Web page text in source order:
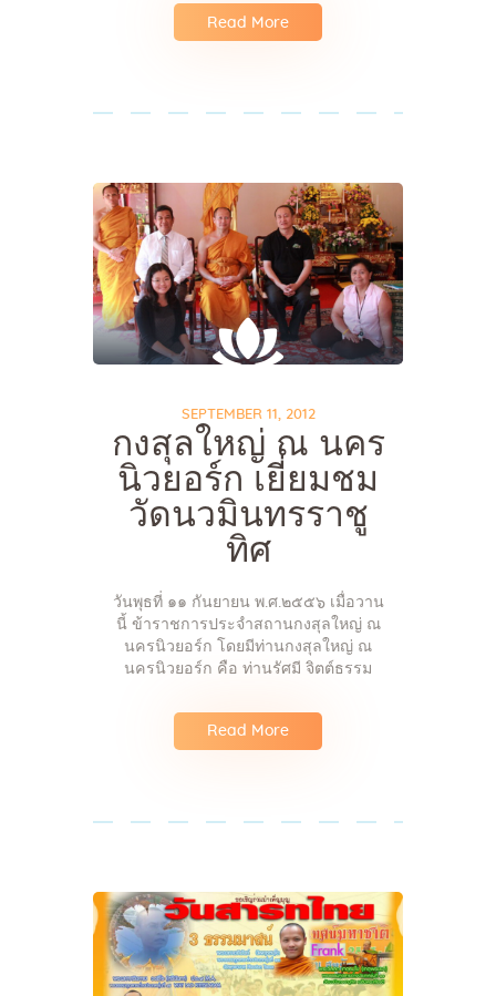
Read More
SEPTEMBER 11, 2012
กงสุลใหญ่ ณ นคร
นิวยอร์ก เยี่ยมชม
วัดนวมินทรราชู
ทิศ
วันพุธที่ ๑๑ กันยายน พ.ศ.๒๕๕๖ เมื่อวาน
นี้ ข้าราชการประจำสถานกงสุลใหญ่ ณ
นครนิวยอร์ก โดยมีท่านกงสุลใหญ่ ณ
นครนิวยอร์ก คือ ท่านรัศมี จิตต์ธรรม
Read More